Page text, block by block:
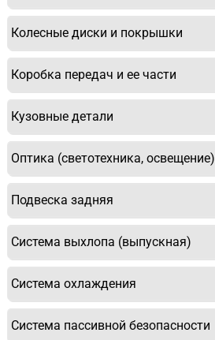
Колесные диски и покрышки
Коробка передач и ее части
Кузовные детали
Оптика (светотехника, освещение)
Подвеска задняя
Система выхлопа (выпускная)
Система охлаждения
Система пассивной безопасности